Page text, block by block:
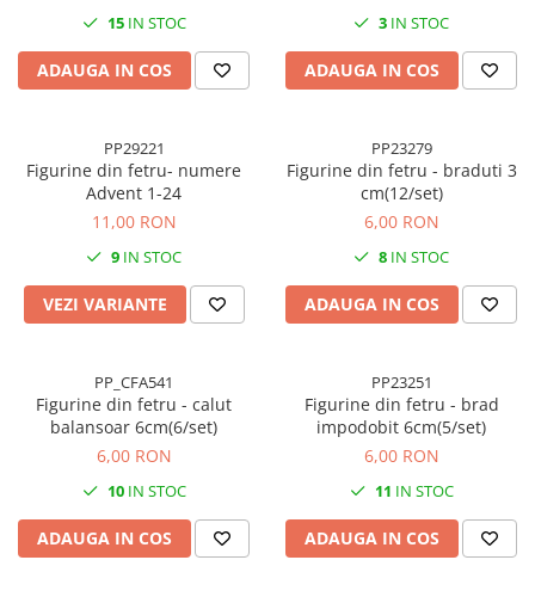
Ace, Agrafe, Pioneze
Capsatoare, Decapsatoare
Capse pt capsatoare
Adezivi, Benzi adezive
Cuttere, Foarfeci
Ambalare
15IN STOC
ADAUGA IN COS
3 IN STOC
ADAUGA IN COS
PP29221
Figurine din fetru- numere
Advent 1-24
11,00 RON
9 IN STOC
VEZI VARIANTE
PP23279
Figurine din fetru - braduti 3
cm(12/set)
6,00 RON
8 IN STOC
ADAUGA IN COS
PP_CFA541
Figurine din fetru - calut
balansoar 6cm(6/set)
6,00 RON
10IN STOC
ADAUGA IN COS
PP23251
Figurine din fetru - brad
impodobit 6cm(5/set)
6,00 RON
11 IN STOC
ADAUGA IN COS